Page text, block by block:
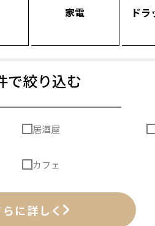
家電 ド
で絞り込む
居酒屋
カフェ
らに詳しく